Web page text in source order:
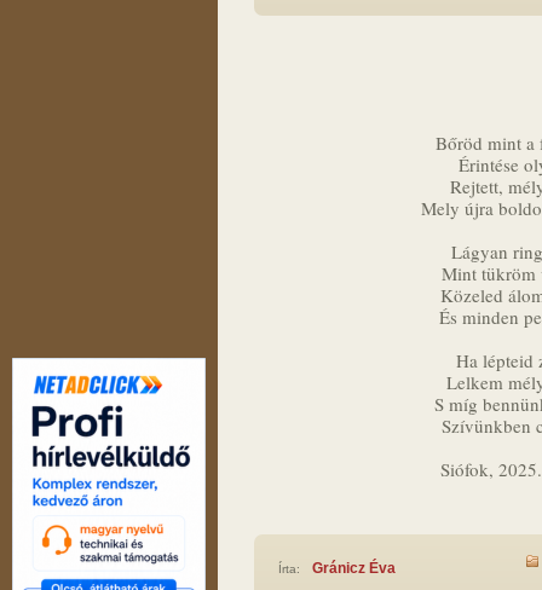
Bőröd mint a
Érintése
Rejtett,
Mely újra
Lágyan
Mint tükröm
Közeled
És minden
Ha lépteid
Lelkem
S míg
Szívünkben
Siófok,
Írta: Gránicz Éva